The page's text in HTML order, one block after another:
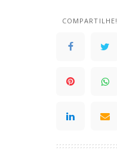
COMPARTILHE!